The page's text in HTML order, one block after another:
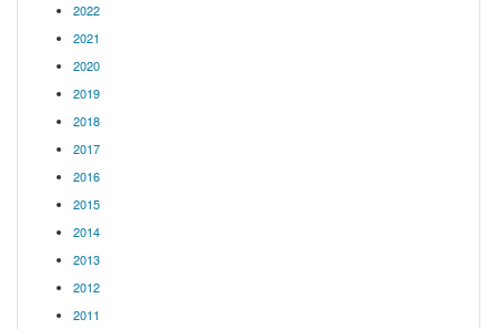
2022
2021
2020
2019
2018
2017
2016
2015
2014
2013
2012
2011